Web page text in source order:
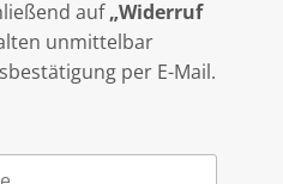
auf„Widerruf
unmittelbar
per E-Mail.